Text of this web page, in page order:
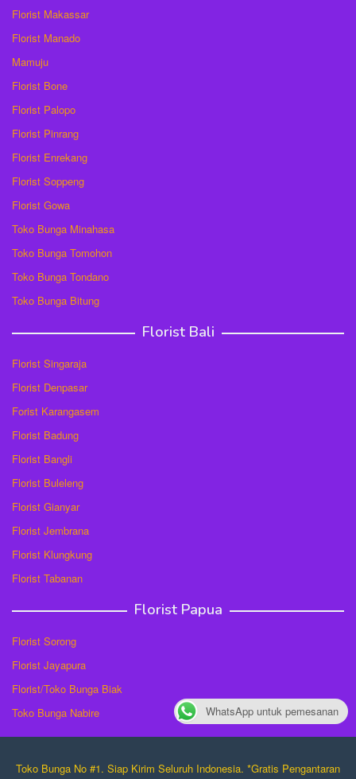
Florist Makassar
Florist Manado
Mamuju
Florist Bone
Florist Palopo
Florist Pinrang
Florist Enrekang
Florist Soppeng
Florist Gowa
Toko Bunga Minahasa
Toko Bunga Tomohon
Toko Bunga Tondano
Toko Bunga Bitung
Florist Bali
Florist Singaraja
Florist Denpasar
Forist Karangasem
Florist Badung
Florist Bangli
Florist Buleleng
Florist Gianyar
Florist Jembrana
Florist Klungkung
Florist Tabanan
Florist Papua
Florist Sorong
Florist Jayapura
Florist/Toko Bunga Biak
Toko Bunga Nabire
Toko Bunga No #1. Siap Kirim Seluruh Indonesia. *Gratis Pengantaran
WhatsApp untuk pemesanan